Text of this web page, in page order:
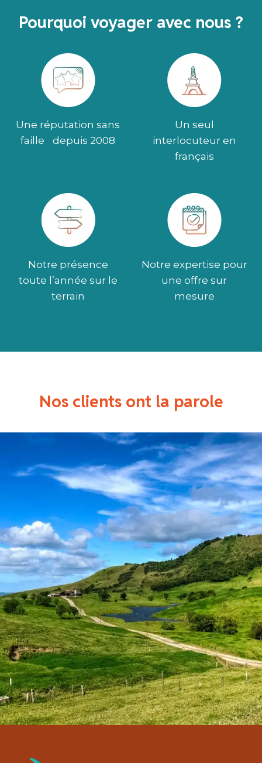
Pourquoi voyager avec nous ?
Une réputation sans
faille depuis 2008
Un seul
interlocuteur en
français
Notre présence
toute l’année sur le
terrain
Notre expertise pour
une offre sur
mesure
Nos clients ont la parole